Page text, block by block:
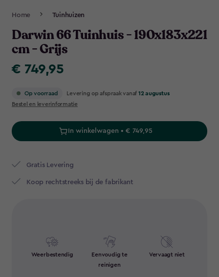
Home Tuinhuizen
Darwin 66 Tuinhuis - 190x183x221
cm - Grijs
€
€ 749,95
Op voorraad Levering op afspraak vanaf 12 augustus
Bestel en leverinformatie
In winkelwagen • € 749,95
Gratis Levering​
Koop rechtstreeks bij de fabrikant
Weerbestendig
Eenvoudig te
reinigen
Vervaagt niet